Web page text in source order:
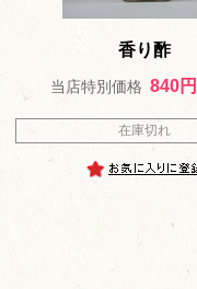
香り酢
当店特別価格 840円
在庫切れ